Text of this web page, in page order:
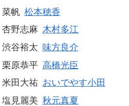
菜帆 松本穂香
杏野志麻 木村多江
渋谷裕太 味方良介
栗原恭平 高橋光臣
米田大祐 おいでやす小田
塩見麗美 秋元真夏